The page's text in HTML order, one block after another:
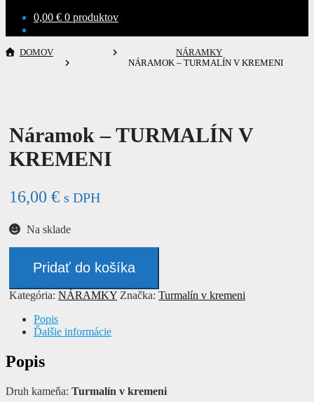
0,00 € 0 produktov
DOMOV
NÁRAMKY
NÁRAMOK – TURMALÍN V KREMENI
Náramok – TURMALÍN V
KREMENI
16,00 € s DPH
Na sklade
Náramok
TURMALÍN
V
KREMENI
Pridať do košíka
Kategória: NÁRAMKY Značka: Turmalín v kremeni
Popis
Ďalšie informácie
Popis
Druh kameňa: Turmalín v kremeni